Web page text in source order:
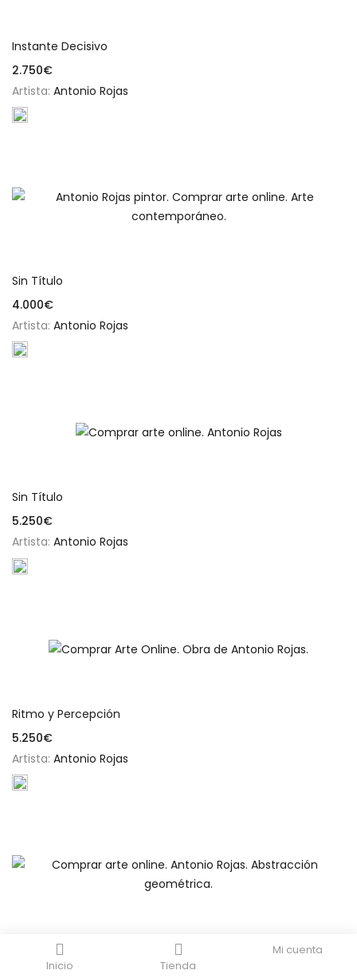
Inicio Tienda
Mi cuenta
Instante Decisivo
2.750€
Artista: Antonio Rojas
Sin Título
4.000€
Artista: Antonio Rojas
Sin Título
5.250€
Artista: Antonio Rojas
Ritmo y Percepción
5.250€
Artista: Antonio Rojas
Sin Título
€